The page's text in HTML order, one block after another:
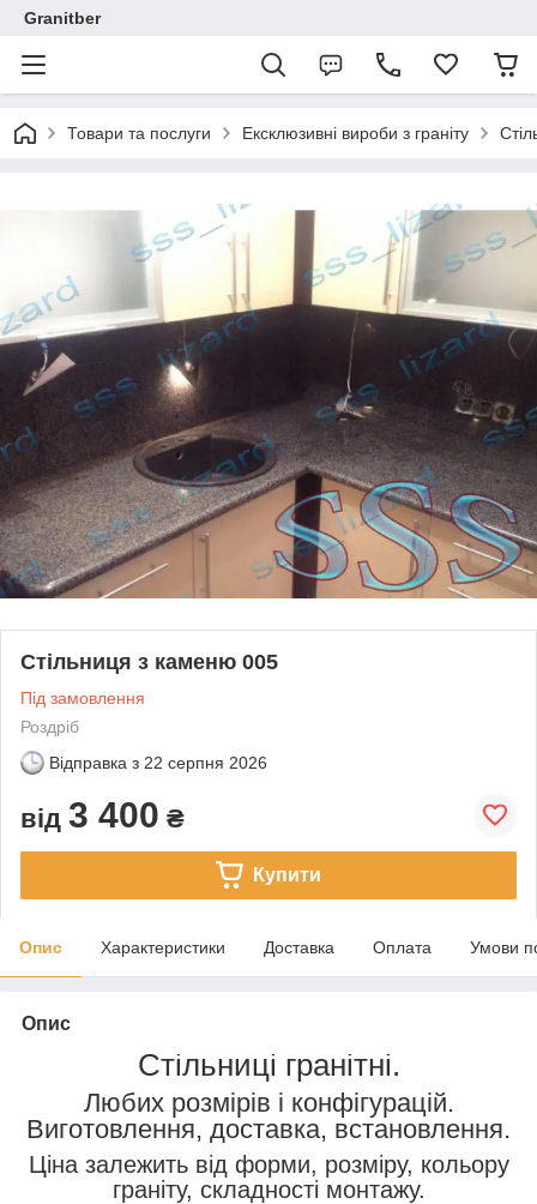
Granitber
Товари та послуги Ексклюзивні вироби з граніту
Стільниця з каменю 005
Під замовлення
Роздріб
Відправка з 22 серпня 2026
від 3 400 ₴
Купити
Опис Характеристики Доставка Оплата Умови
Опис
Стільниці гранітні.
Любих розмірів і конфігурацій.
Виготовлення, доставка, встановлення.
Ціна залежить від форми, розміру, кольору
граніту, складності монтажу.